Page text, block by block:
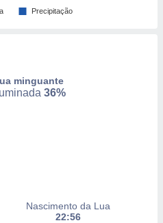
Precipitação
minguante
36%
Nascimento da Lua
22:56